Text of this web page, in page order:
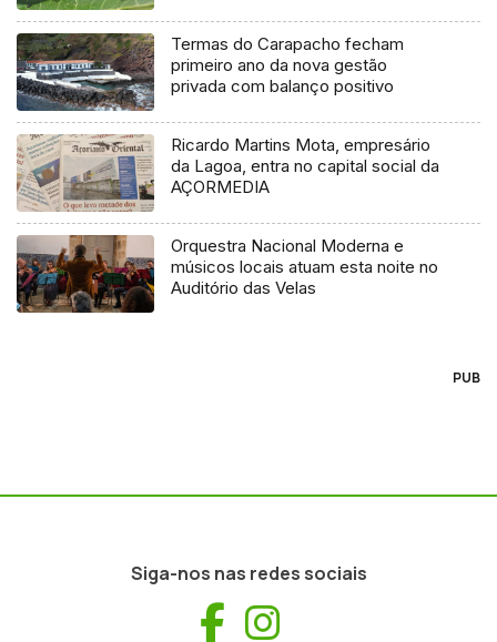
Termas do Carapacho fecham
primeiro ano da nova gestão
privada com balanço positivo
Ricardo Martins Mota, empresário
da Lagoa, entra no capital social da
AÇORMEDIA
Orquestra Nacional Moderna e
músicos locais atuam esta noite no
Auditório das Velas
PUB
Siga-nos nas redes sociais
Facebook